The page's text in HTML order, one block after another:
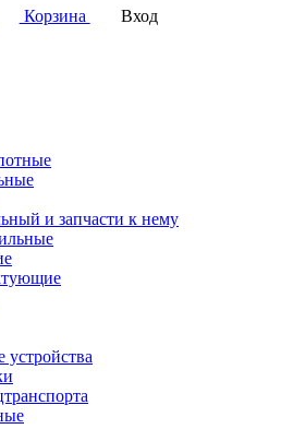
Корзина Вход
и запчасти к нему
устройства